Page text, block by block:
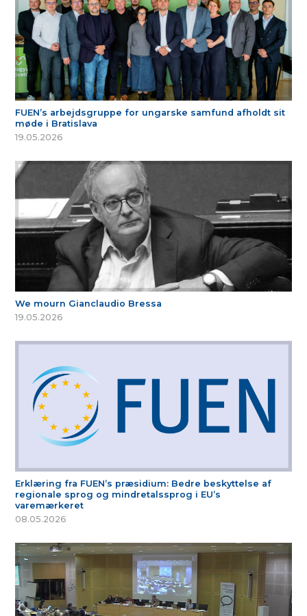
FUEN’s arbejdsgruppe for ungarske samfund afholdt sit
møde i Bratislava
19.05.2026
We mourn Gianclaudio Bressa
19.05.2026
Erklæring fra FUEN’s præsidium: Bedre beskyttelse af
regionale sprog og mindretalssprog i EU’s
varemærkeret
08.05.2026